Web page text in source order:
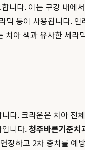
다. 이는 구강 내에
등이 사용됩니다.
아 색과 유사한 세
다. 크라운은 치아
니다.청주바른기준치
장하고 2차 충치를 예